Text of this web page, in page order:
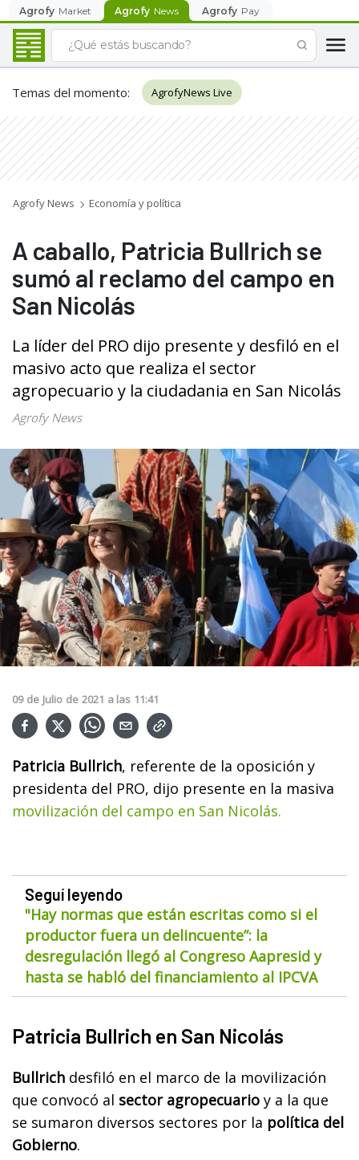
Agrofy Market Agrofy News Agrofy Pay
Temas del momento: AgrofyNews Live
Agrofy News Economía y política
A caballo, Patricia Bullrich se
sumó al reclamo del campo en
San Nicolás
La líder del PRO dijo presente y desfiló en el
masivo acto que realiza el sector
agropecuario y la ciudadania en San Nicolás
Agrofy News
09 de Julio de 2021 a las 11:41
Patricia Bullrich, referente de la oposición y
presidenta del PRO, dijo presente en la masiva
movilización del campo en San Nicolás.
Seguí leyendo
"Hay normas que están escritas como si el
productor fuera un delincuente”: la
desregulación llegó al Congreso Aapresid y
hasta se habló del financiamiento al IPCVA
Patricia Bullrich en San Nicolás
Bullrich desfiló en el marco de la movilización
que convocó al sector agropecuario y a la que
se sumaron diversos sectores por la política del
Gobierno.